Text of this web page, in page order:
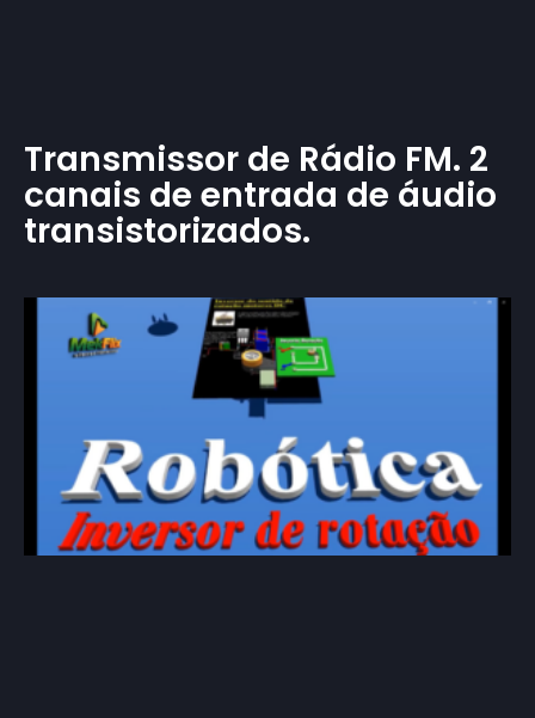
Transmissor de Rádio FM. 2
canais de entrada de áudio
transistorizados.